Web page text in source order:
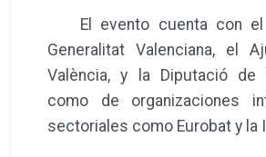
El evento cuenta con el
Generalitat Valenciana, el
València, y la Diputació de
como de organizaciones
sectoriales como Eurobat y la